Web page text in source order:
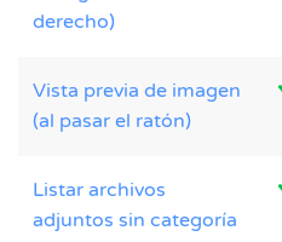
derecho)
Vista previa de imagen
(al pasar el ratón)
Listar archivos
adjuntos sin categoría